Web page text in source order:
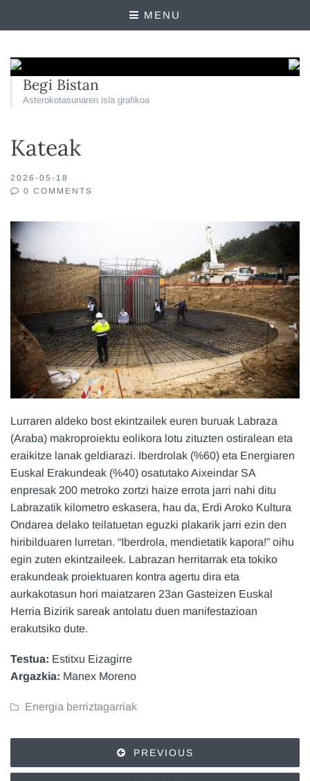
MENU
Begi Bistan
Asterokotasunaren isla grafikoa
Kateak
2026-05-18
0 COMMENTS
Lurraren aldeko bost ekintzailek euren buruak Labraza
(Araba) makroproiektu eolikora lotu zituzten ostiralean eta
eraikitze lanak geldiarazi. Iberdrolak (%60) eta Energiaren
Euskal Erakundeak (%40) osatutako Aixeindar SA
enpresak 200 metroko zortzi haize errota jarri nahi ditu
Labrazatik kilometro eskasera, hau da, Erdi Aroko Kultura
Ondarea delako teilatuetan eguzki plakarik jarri ezin den
hiribilduaren lurretan. “Iberdrola, mendietatik kapora!” oihu
egin zuten ekintzaileek. Labrazan herritarrak eta tokiko
erakundeak proiektuaren kontra agertu dira eta
aurkakotasun hori maiatzaren 23an Gasteizen Euskal
Herria Bizirik sareak antolatu duen manifestazioan
erakutsiko dute.
Testua: Estitxu Eizagirre
Argazkia: Manex Moreno
Energia berriztagarriak
PREVIOUS